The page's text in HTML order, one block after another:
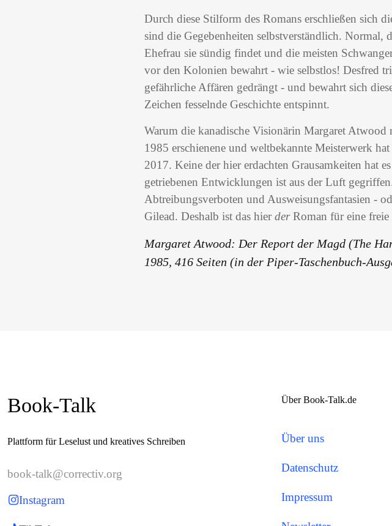
Durch diese Stilform des Romans erschließen sich
sind die Gegebenheiten selbstverständlich. Normal,
Ehefrau sie sündig findet und die meisten
vor den Kolonien bewahrt - wie selbstlos! Desfred
gefährliche Affären gedrängt - und bewahrt sich
Zeichen fesselnde Geschichte entspinnt.
Warum die kanadische Visionärin Margaret
1985 erschienene und weltbekannte Meisterwerk
2017. Keine der hier erdachten Grausamkeiten hat
getriebenen Entwicklungen ist aus der Luft
Abtreibungsverboten und Ausweisungsfantasien -
Gilead. Deshalb ist das hier derRoman für eine freie
Margaret Atwood: Der Report der Magd (The
1985, 416 Seiten (in der Piper-Taschenbuch-
Book-Talk
Plattform für Leselust und kreatives Schreiben
book-talk@correctiv.org
Instagram
Über Book-Talk.de
Über uns
Datenschutz
Impressum